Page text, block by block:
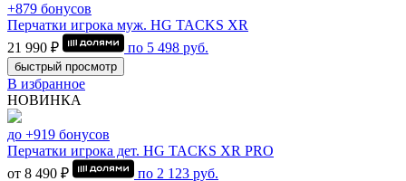
+879 бонусов
Перчатки игрока муж. HG TACKS XR
21 990 ₽
по 5 498 руб.
быстрый просмотр
В избранное
НОВИНКА
до +919 бонусов
Перчатки игрока дет. HG TACKS XR PRO
от 8 490 ₽
по 2 123 руб.